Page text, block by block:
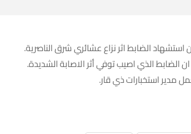
الضابط اثر نزاع عشائري شرق الناصرية.
الضابط الذي اصيب توفي أثر الاصابة الشديدة.
مدير استخبارات ذي قار.